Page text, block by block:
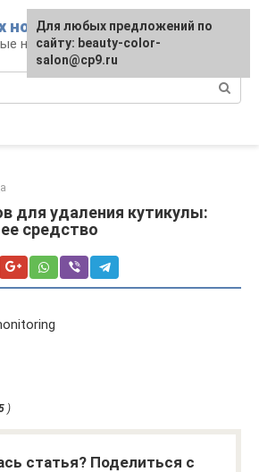
ногтей
ногти: уход и декор
для удаления кутикулы:
средство
)
статья? Поделиться с
Для любых предложений по
сайту: beauty-color-
salon@cp9.ru